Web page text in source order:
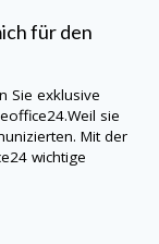
für den
Sie exklusive
sie
Mit der
wichtige